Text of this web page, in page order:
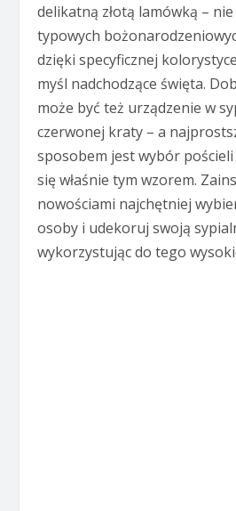
delikatną złotą lamówką –
typowych
dzięki specyficznej
myśl nadchodzące święta.
może być też urządzenie w
czerwonej kraty – a
sposobem jest wybór
się właśnie tym wzorem.
nowościami najchętniej
osoby i udekoruj swoją
wykorzystując do tego